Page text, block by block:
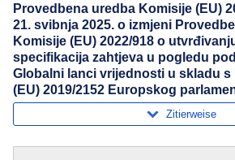
Provedbena uredba Komisije (EU)
21. svibnja 2025. o izmjeni
Komisije (EU) 2022/918 o
specifikacija zahtjeva u pogledu
Globalni lanci vrijednosti u skladu s
(EU) 2019/2152 Europskog
Zitierweise